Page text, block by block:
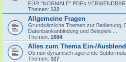
FÜR "NORMALE" PDFs VERWENDBAR
Themen: 122
Allgemeine Fragen
Grundsätzliche Themen zur Bedienung,
Datenbankanbindung und Beispiele ...
Themen: 1684
Alles zum Thema Ein-/
Ob nun dynamisch agierende
Themen: 327